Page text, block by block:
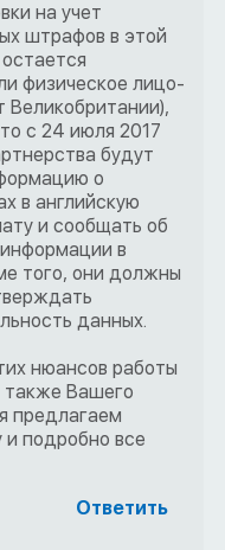
на учет
штрафов в этой
физическое лицо-
Великобритании),
с 24 июля 2017
будут
о
в английскую
и сообщать об
в
того, они должны
данных.
нюансов работы
также Вашего
предлагаем
и подробно все
Ответить